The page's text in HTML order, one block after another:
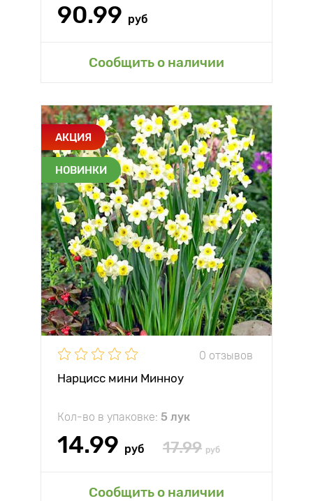
90.99 руб
Сообщить о наличии
АКЦИЯ
НОВИНКИ
0 отзывов
Нарцисс мини Минноу
Кол-во в упаковке: 5 лук
14.99 руб 17.99 руб
Сообщить о наличии